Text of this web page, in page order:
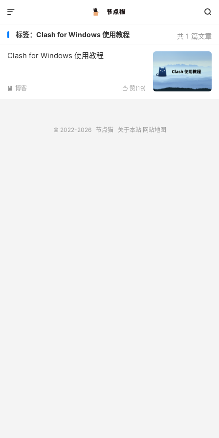


共 1 篇文章
标签：Clash for Windows 使用教程
Clash for Windows 使用教程
 赞(19)
 博客
© 2022-2026 节点猫 关于本站 网站地图